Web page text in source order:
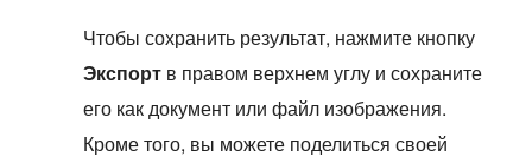
Чтобы сохранить результат, нажмите кнопку
Экспорт в правом верхнем углу и сохраните
его как документ или файл изображения.
Кроме того, вы можете поделиться своей